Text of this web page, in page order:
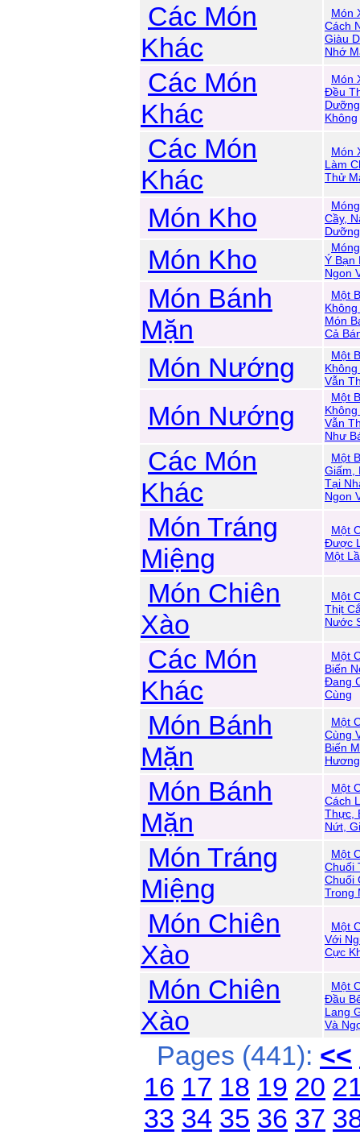
Các Món
Khác
Món
Cách
Giàu
Nhớ
Các Món
Khác
Món
Đều
Không
Các Món
Khác
Món
Làm
Thử
Món Kho
Cầy,
Món Kho
Ý Bạn
Ngon
Món Bánh
Mặn
Một
Món
Cả
Món Nướng
Một
Vẫn
Món Nướng
Một
Vẫn
Như
Các Món
Khác
Một
Giấm,
Tại
Ngon
Món Tráng
Miệng
Một
Được
Một
Món Chiên
Xào
Một
Thịt
Nước
Các Món
Khác
Một
Biến
Đang
Cùng
Món Bánh
Mặn
Một
Cùng
Biến
Món Bánh
Mặn
Một
Cách
Thực,
Nứt,
Món Tráng
Miệng
Một
Chuối
Chuối
Trong
Món Chiên
Xào
Một
Với
Cực
Món Chiên
Xào
Một
Đầu
Lang
Và
Pages (441): <<
16 17 18 19 20
33 34 35 36 37